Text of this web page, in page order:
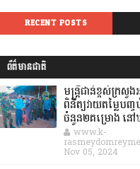
RECENT POSTS
ព័ត៌មានជាតិ
មន្ត្រីជាន់ខ្ពស់ក្រសួ
ពិនិត្យវាយតម្លៃប
ចំនួន២គម្រោង នៅ
www.k-
Nov 05, 2024